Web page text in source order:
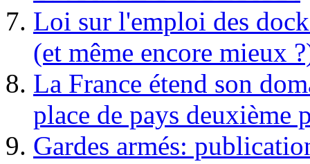
Loi sur l'emploi des
(et même encore mieux
La France étend son
place de pays deuxième
Gardes armés: